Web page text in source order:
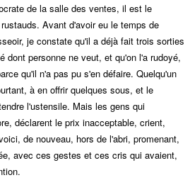
de la salle des ventes, il est le
Avant d'avoir eu le temps de
je constate qu'il a déjà fait trois sorties
dont personne ne veut, et qu'on l'a rudoyé,
qu'il n'a pas pu s'en défaire. Quelqu'un
à en offrir quelques sous, et le
l'ustensile. Mais les gens qui
déclarent le prix inacceptable, crient,
de nouveau, hors de l'abri, promenant,
avec ces gestes et ces cris qui avaient,